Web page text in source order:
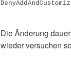
Die Änderung
wieder versuchen